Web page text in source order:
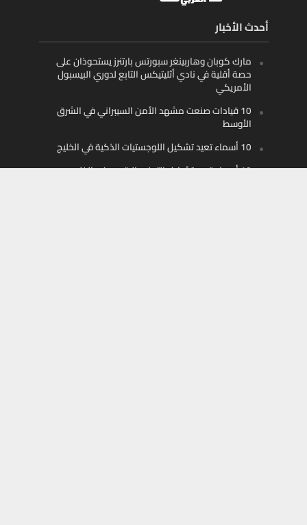
أحدث الأخبار
مارك كوبان وهاربينغر سبورتس بارتنرز يستحوذان على
حصة أقلية في نادي أثليتيكس التابع لدوري البيسبول
الأمريكي
10 قيادات صنعت مشهد الأمن السيبراني في الشرق
الأوسط
10 أسماء تعيد تشكيل اللوجستيات الذكية في الخليج
10 أسماء تعيد تشكيل التعليم الرقمي في الخليج